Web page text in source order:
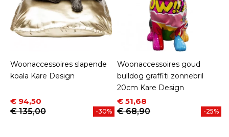
Woonaccessoires slapende
koala Kare Design
Prijs
€ 94,50
Normale prijs
€ 135,00
-30%
Woonaccessoires goud
bulldog graffiti zonnebril
20cm Kare Design
Prijs
€ 51,68
Normale prijs
€ 68,90
-25%